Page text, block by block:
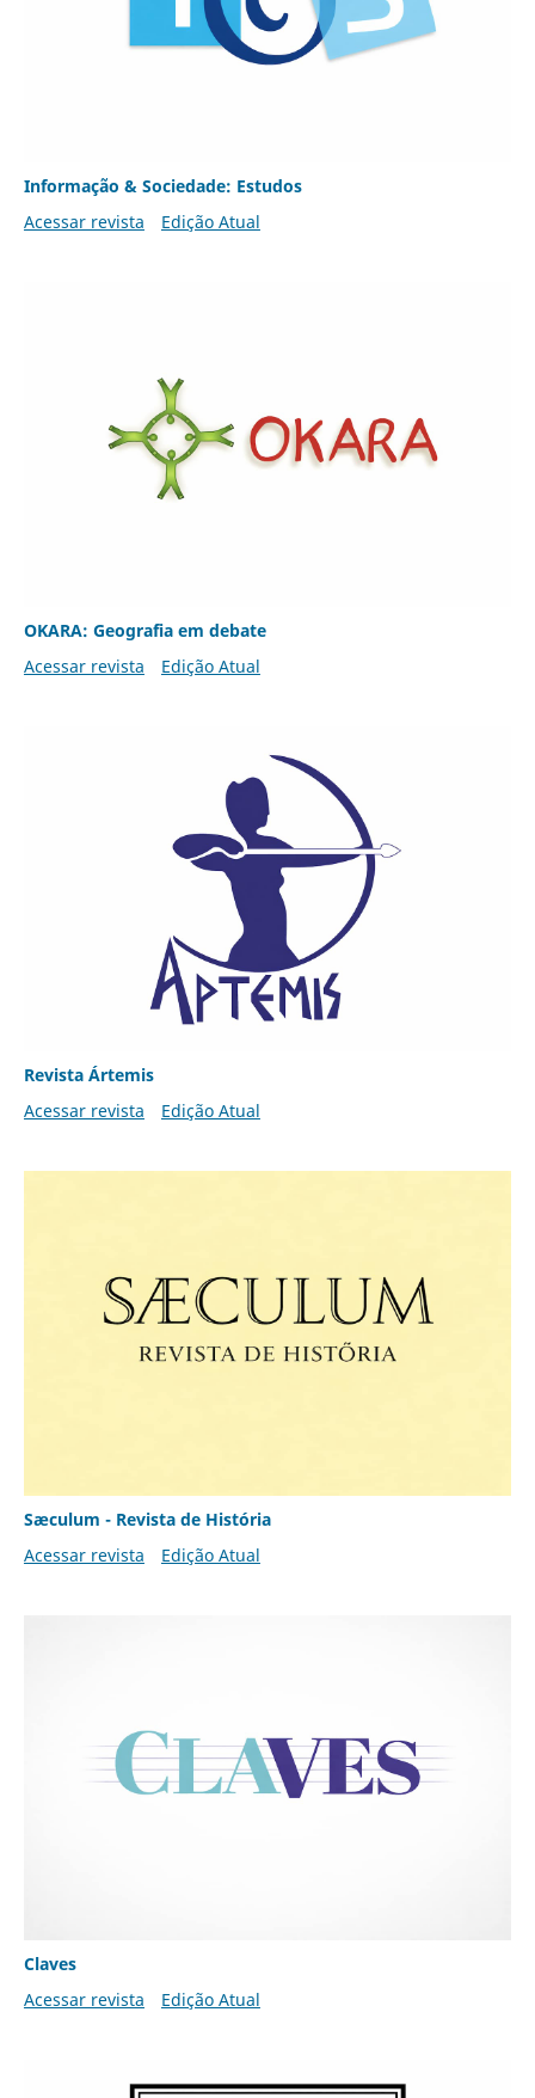
Informação & Sociedade: Estudos
Acessar revista
Edição Atual
OKARA: Geografia em debate
Acessar revista
Edição Atual
Revista Ártemis
Acessar revista
Edição Atual
Sæculum - Revista de História
Acessar revista
Edição Atual
Claves
Acessar revista
Edição Atual